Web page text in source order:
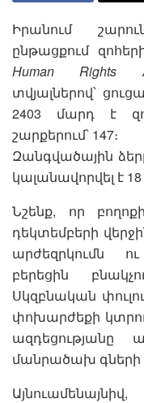
Իրանում
ընթացքում
Human Rights
տվյալներով՝
2403 մարդ է
շարքերում՝ 147։
Զանգվածային
կալանավորվել է
Նշենք, որ
դեկտեմբերի
արժեզրկումն
բերեցին
Սկզբնական
փոխարժեքի
ազդեցությանը
մանրածախ գների